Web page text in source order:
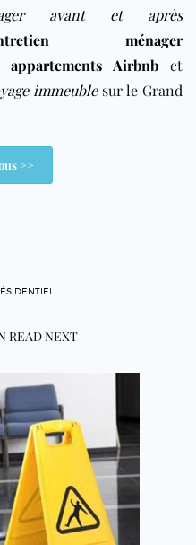
avant et après
ménager
appartements Airbnb et
immeublesur le Grand
>>
READ NEXT